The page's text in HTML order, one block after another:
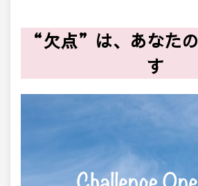
“欠点”は、あなたの
す